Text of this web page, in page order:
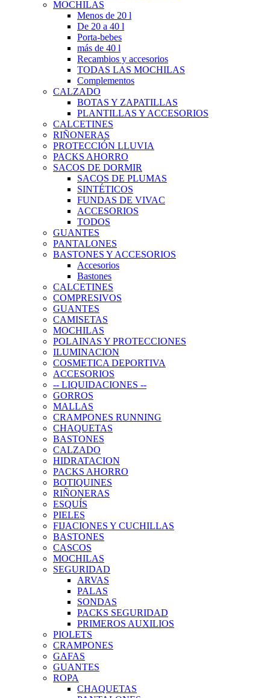
MOCHILAS
Menos de 20 l
De 20 a 40 l
Porta-bebes
más de 40 l
Recambios y accesorios
TODAS LAS MOCHILAS
Complementos
CALZADO
BOTAS Y ZAPATILLAS
PLANTILLAS Y ACCESORIOS
CALCETINES
RIÑONERAS
PROTECCIÓN LLUVIA
PACKS AHORRO
SACOS DE DORMIR
SACOS DE PLUMAS
SINTÉTICOS
FUNDAS DE VIVAC
ACCESORIOS
TODOS
GUANTES
PANTALONES
BASTONES Y ACCESORIOS
Accesorios
Bastones
CALCETINES
COMPRESIVOS
GUANTES
CAMISETAS
MOCHILAS
POLAINAS Y PROTECCIONES
ILUMINACION
COSMETICA DEPORTIVA
ACCESORIOS
-- LIQUIDACIONES --
GORROS
MALLAS
CRAMPONES RUNNING
CHAQUETAS
BASTONES
CALZADO
HIDRATACION
PACKS AHORRO
BOTIQUINES
RIÑONERAS
ESQUÍS
PIELES
FIJACIONES Y CUCHILLAS
BASTONES
CASCOS
MOCHILAS
SEGURIDAD
ARVAS
PALAS
SONDAS
PACKS SEGURIDAD
PRIMEROS AUXILIOS
PIOLETS
CRAMPONES
GAFAS
GUANTES
ROPA
CHAQUETAS